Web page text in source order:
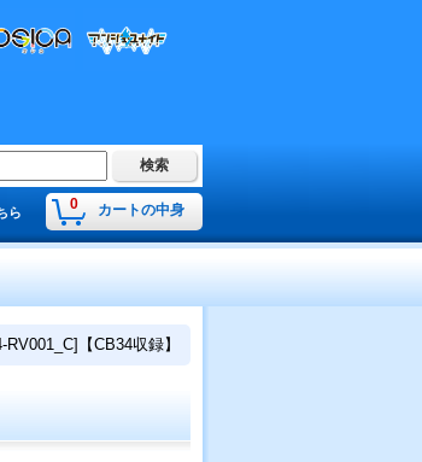
0 カートの中身
ら
【CB34収録】